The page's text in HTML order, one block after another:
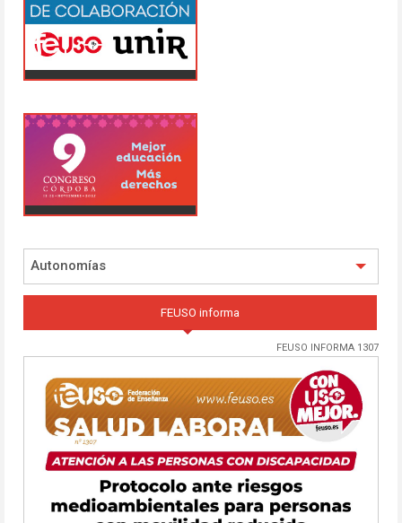
Autonomías
FEUSO informa
FEUSO INFORMA 1307